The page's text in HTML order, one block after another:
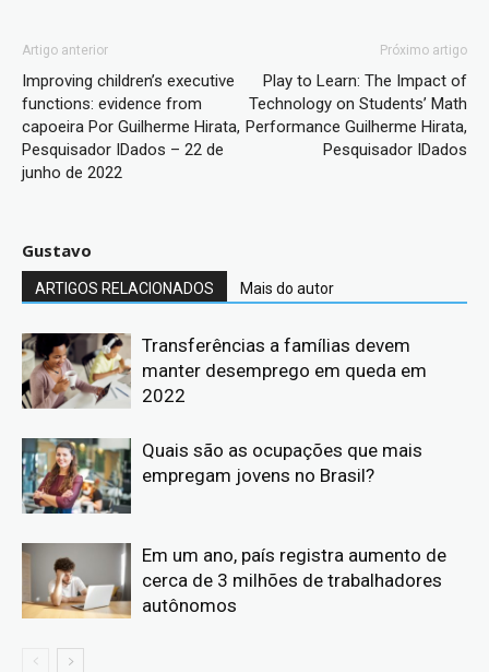
Artigo anterior
Improving children’s executive
functions: evidence from
capoeira Por Guilherme Hirata,
Pesquisador IDados – 22 de
junho de 2022
Próximo artigo
Play to Learn: The Impact of
Technology on Students’ Math
Performance Guilherme Hirata,
Pesquisador IDados
Gustavo
ARTIGOS RELACIONADOS Mais do autor
Transferências a famílias devem
manter desemprego em queda em
2022
Quais são as ocupações que mais
empregam jovens no Brasil?
Em um ano, país registra aumento de
cerca de 3 milhões de trabalhadores
autônomos